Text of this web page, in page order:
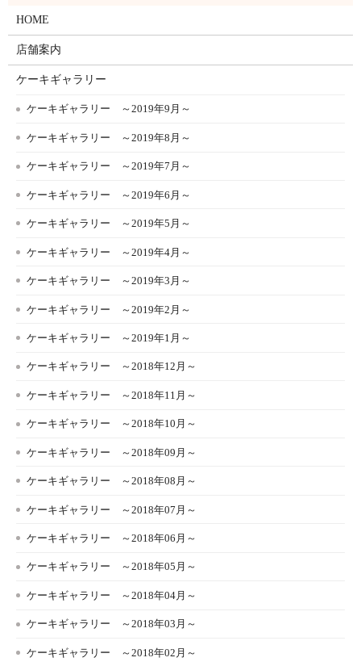
HOME
店舗案内
ケーキギャラリー
ケーキギャラリー ～2019年9月～
ケーキギャラリー ～2019年8月～
ケーキギャラリー ～2019年7月～
ケーキギャラリー ～2019年6月～
ケーキギャラリー ～2019年5月～
ケーキギャラリー ～2019年4月～
ケーキギャラリー ～2019年3月～
ケーキギャラリー ～2019年2月～
ケーキギャラリー ～2019年1月～
ケーキギャラリー ～2018年12月～
ケーキギャラリー ～2018年11月～
ケーキギャラリー ～2018年10月～
ケーキギャラリー ～2018年09月～
ケーキギャラリー ～2018年08月～
ケーキギャラリー ～2018年07月～
ケーキギャラリー ～2018年06月～
ケーキギャラリー ～2018年05月～
ケーキギャラリー ～2018年04月～
ケーキギャラリー ～2018年03月～
ケーキギャラリー ～2018年02月～